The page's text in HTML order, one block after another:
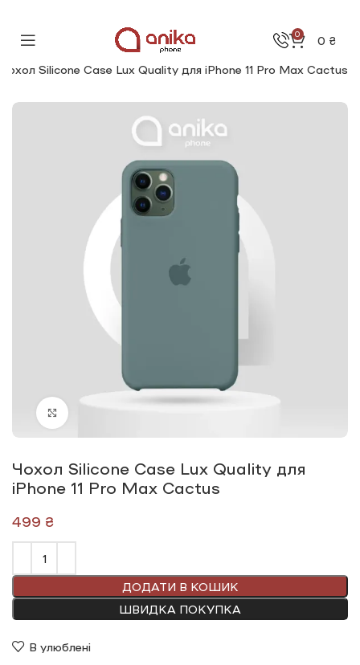
0 0 ₴
Чохол Silicone Сase Lux Quality для iPhone 11 Pro Max Cactus
Чохол Silicone Сase Lux Quality для
iPhone 11 Pro Max Cactus
₴
ДОДАТИ В КОШИК
ШВИДКА ПОКУПКА
В улюблені